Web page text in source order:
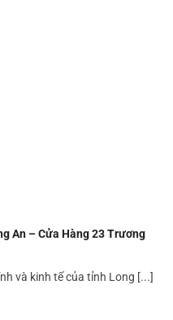
An – Cửa Hàng 23 Trương
và kinh tế của tỉnh Long [...]